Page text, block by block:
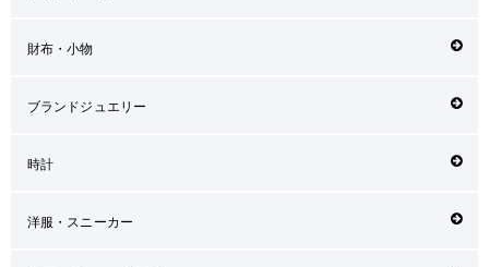
財布・小物
ブランドジュエリー
時計
洋服・スニーカー